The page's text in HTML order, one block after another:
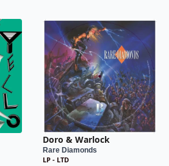
Doro & Warlock
Rare Diamonds
LP - LTD